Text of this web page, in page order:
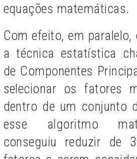
equações matemáticas.
Com efeito, em
a técnica estatística
de Componentes
selecionar os fatores
dentro de um conjunto
esse algoritmo
conseguiu reduzir de